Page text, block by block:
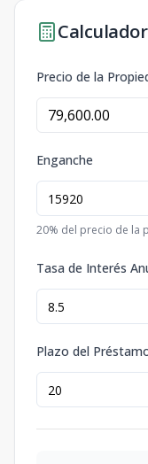
Precio de la
Enganche
20% del precio de la
Tasa de Interés
Plazo del